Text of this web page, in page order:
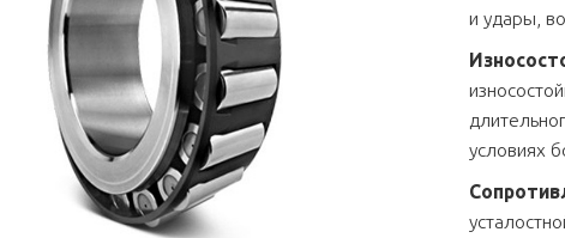
и удары,
условиях